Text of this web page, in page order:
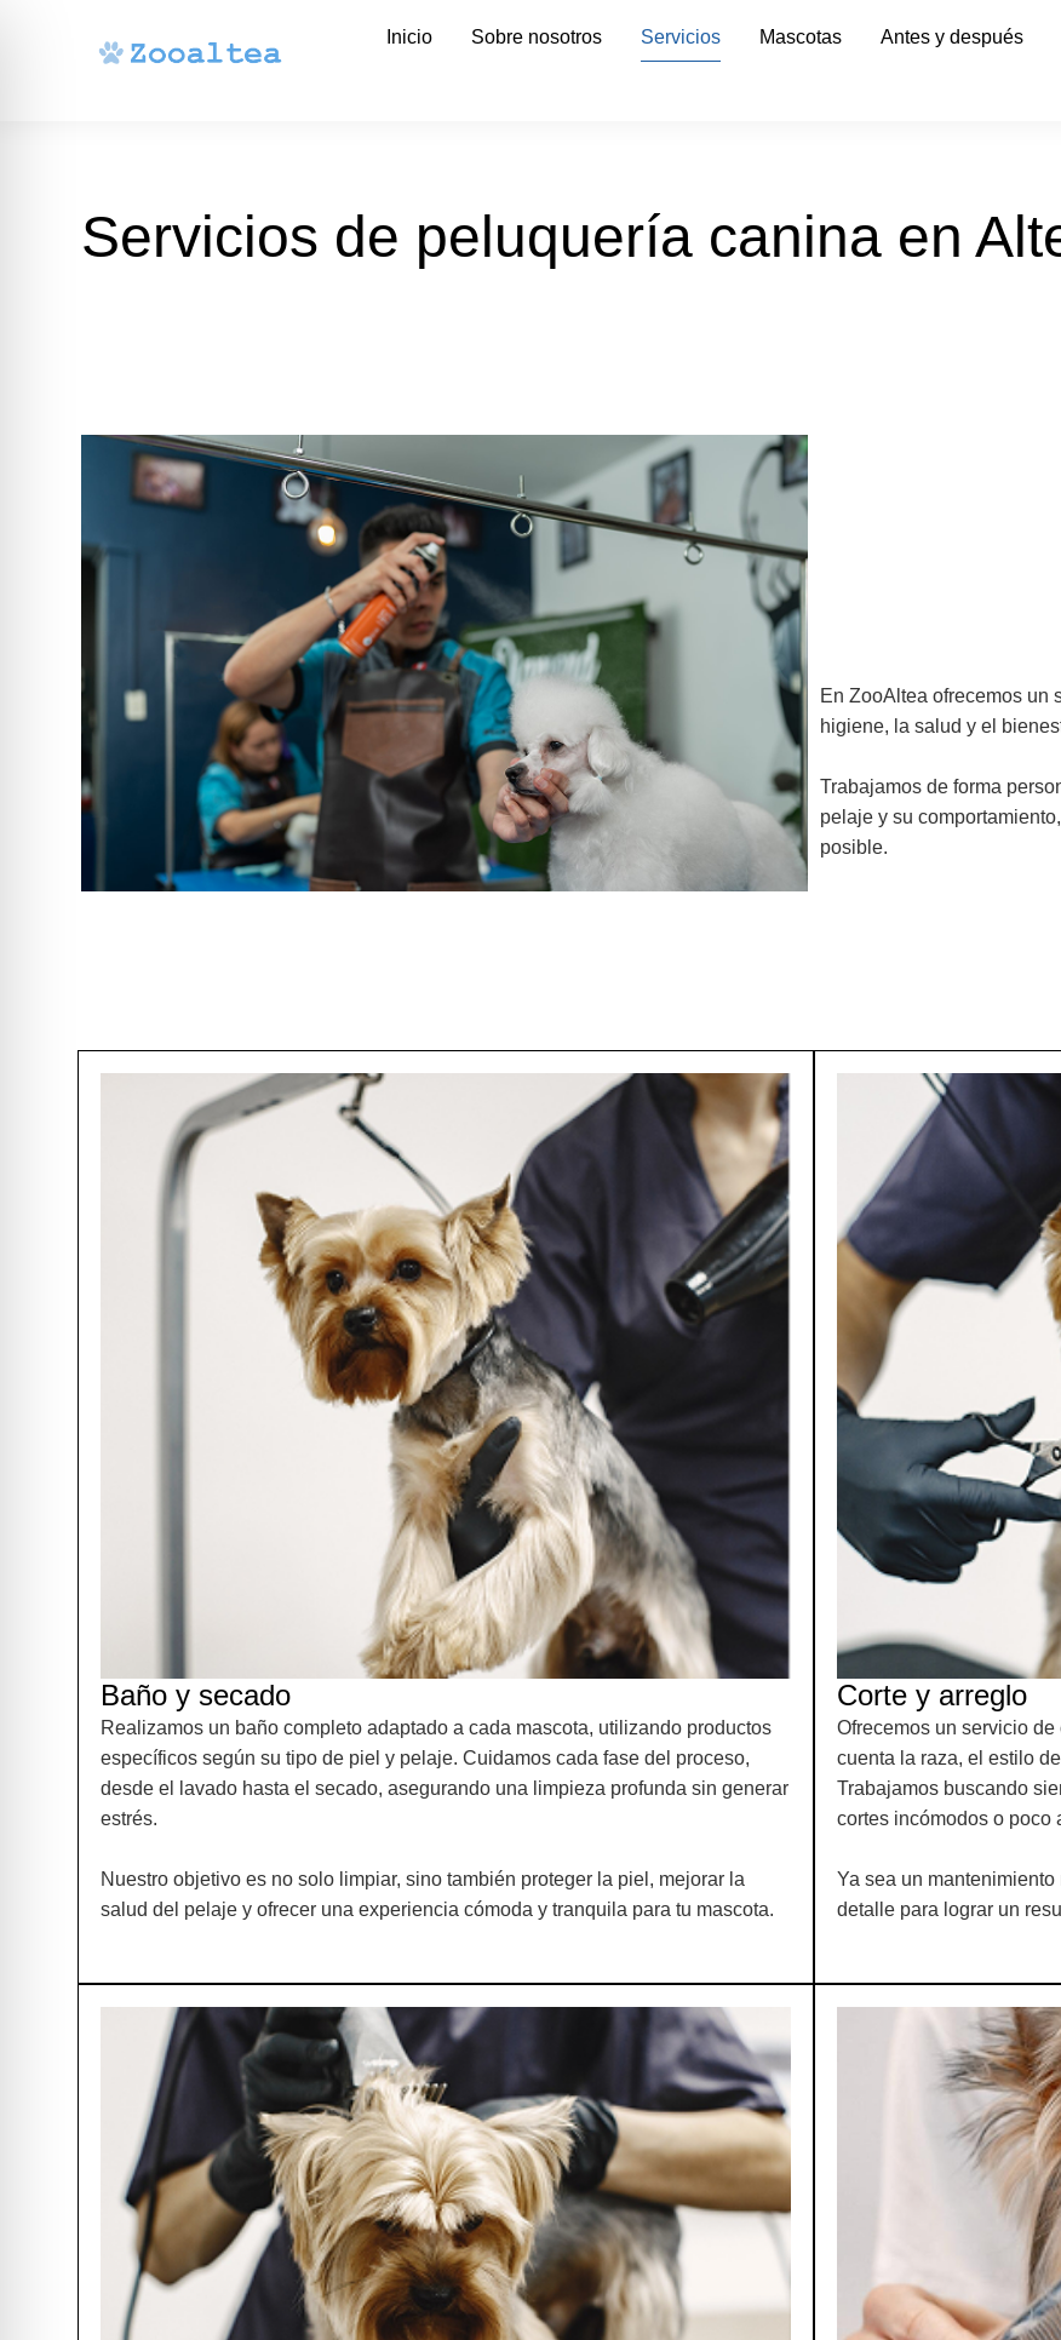
Inicio Sobre nosotros Servicios Mascotas Antes y después
Servicios de peluquería canina en
En ZooAltea ofrecemos un
higiene, la salud y el
Trabajamos de forma
pelaje y su
posible.
Baño y secado
Realizamos un baño completo adaptado a cada mascota, utilizando productos
específicos según su tipo de piel y pelaje. Cuidamos cada fase del proceso,
desde el lavado hasta el secado, asegurando una limpieza profunda sin generar
estrés.
Nuestro objetivo es no solo limpiar, sino también proteger la piel, mejorar la
salud del pelaje y ofrecer una experiencia cómoda y tranquila para tu mascota.
Corte y arreglo
Ofrecemos un servicio
cuenta la raza, el estilo
Trabajamos buscando
cortes incómodos o poco
Ya sea un
detalle para lograr un